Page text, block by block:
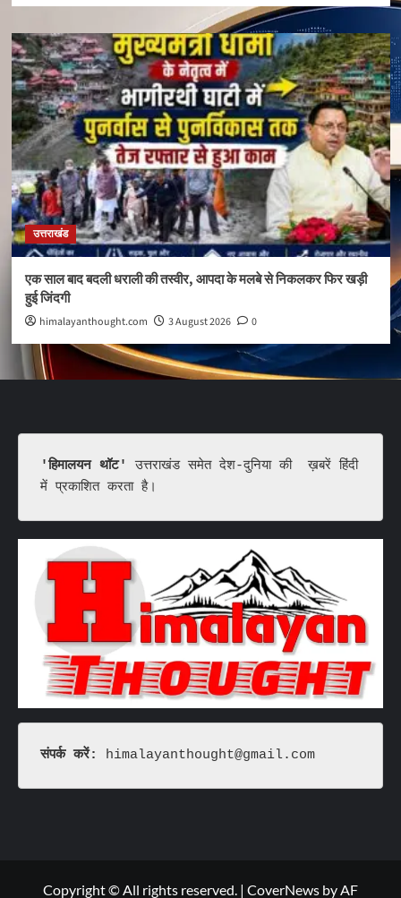
उत्तराखंड
एक साल बाद बदली धराली की तस्वीर, आपदा के मलबे से निकलकर फिर खड़ी
हुई जिंदगी
himalayanthought.com 3 August 2026 0
'हिमालयन थॉट'
उत्तराखंड समेत देश-दुनिया की  ख़बरें हिंदी
में प्रकाशित करता है।
संपर्क करें: himalayanthought@gmail.com
Copyright © All rights reserved. | CoverNews by AF